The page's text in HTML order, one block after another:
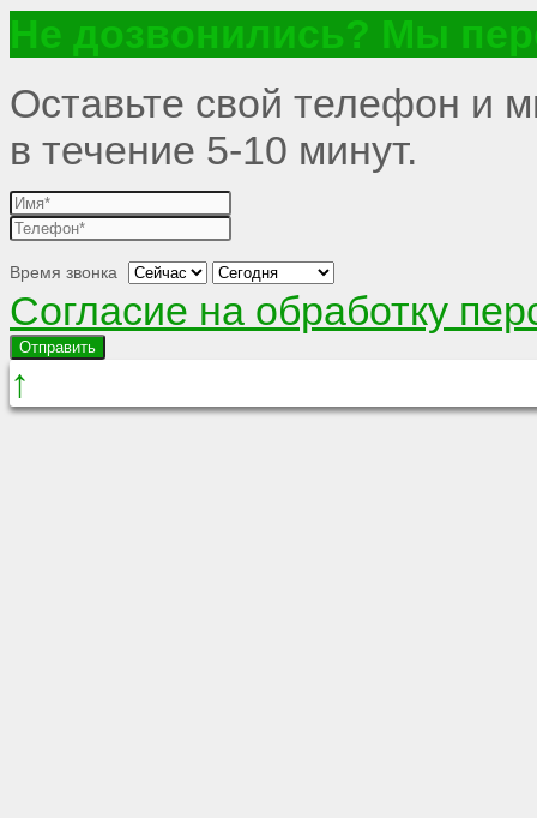
Не дозвонились? Мы
Оставьте свой телефон и
в течение 5-10 минут.
Время звонка
Согласие на обработку
Отправить
↑